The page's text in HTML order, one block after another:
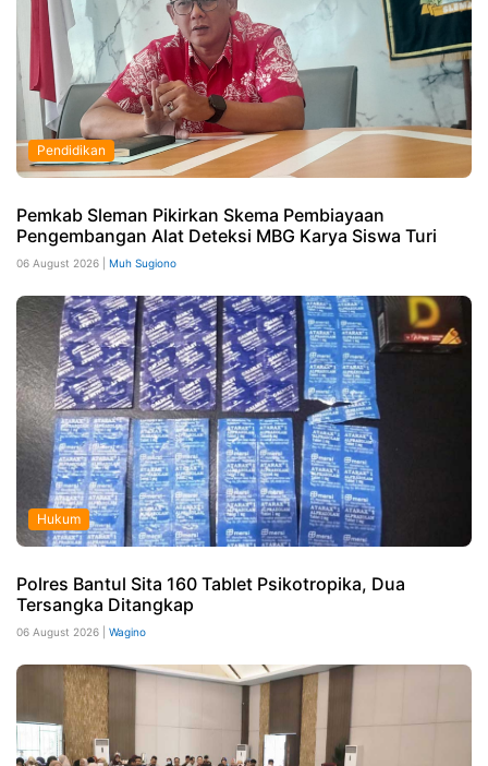
Pendidikan
Pemkab Sleman Pikirkan Skema Pembiayaan
Pengembangan Alat Deteksi MBG Karya Siswa Turi
06 August 2026 | Muh Sugiono
Hukum
Polres Bantul Sita 160 Tablet Psikotropika, Dua
Tersangka Ditangkap
06 August 2026 | Wagino